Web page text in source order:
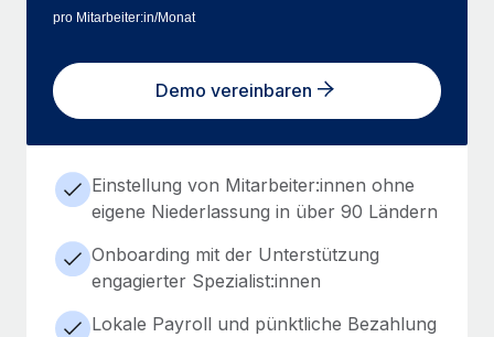
pro Mitarbeiter:in/Monat
Demo vereinbaren
Einstellung von Mitarbeiter:innen ohne
eigene Niederlassung in über 90 Ländern
Onboarding mit der Unterstützung
engagierter Spezialist:innen
Lokale Payroll und pünktliche Bezahlung